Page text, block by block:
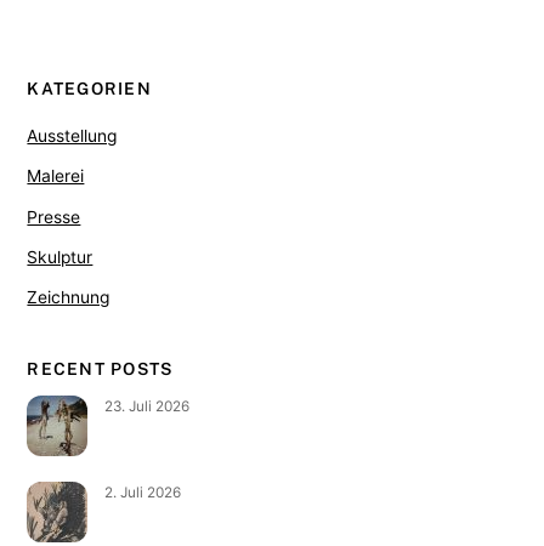
KATEGORIEN
Ausstellung
Malerei
Presse
Skulptur
Zeichnung
RECENT POSTS
23. Juli 2026
2. Juli 2026